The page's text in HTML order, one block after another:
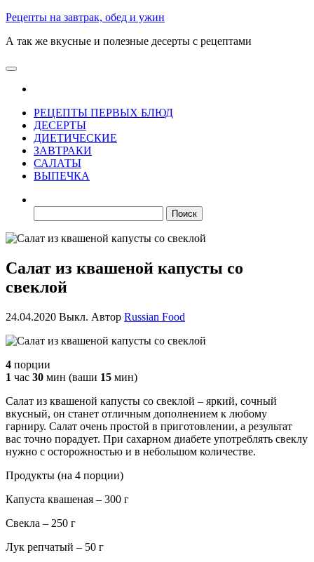
Skip
the
Рецепты на завтрак, обед и ужин
А так же вкусные и полезные десерты с рецептами
РЕЦЕПТЫ ПЕРВЫХ БЛЮД
ДЕСЕРТЫ
ДИЕТИЧЕСКИЕ
ЗАВТРАКИ
САЛАТЫ
ВЫПЕЧКА
Салат из квашеной капусты со
свеклой
24.04.2020 Выкл. Автор Russian Food
4 порции
1 час 30 мин (ваши 15 мин)
Салат из квашеной капусты со свеклой – яркий, сочный
вкусный, он станет отличным дополнением к любому
гарниру. Салат очень простой в приготовлении, а результат
вас точно порадует. При сахарном диабете употреблять свеклу
нужно с осторожностью и в небольшом количестве.
Продукты (на 4 порции)
Капуста квашеная – 300 г
Свекла – 250 г
Лук репчатый – 50 г